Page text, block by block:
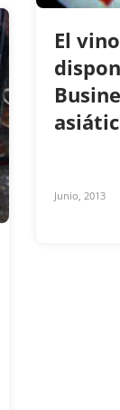
El
Junio, 2013